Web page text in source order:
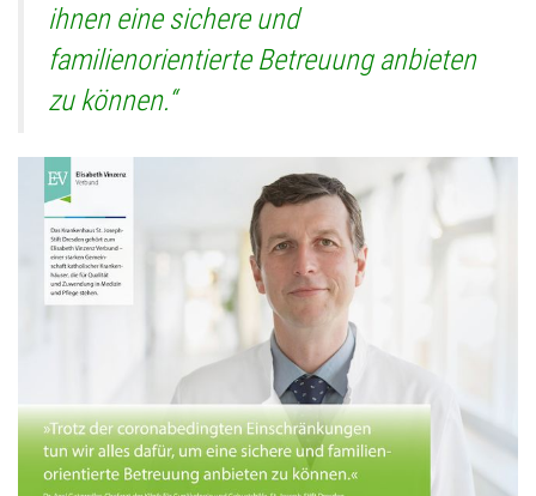
ihnen eine sichere und
familienorientierte Betreuung anbieten
zu können.“